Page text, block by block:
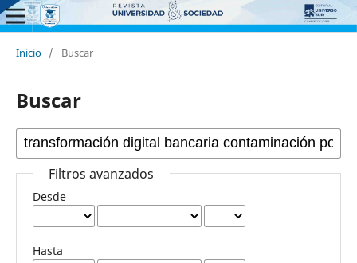
Inicio / Buscar
Buscar
Filtros avanzados
Desde
Hasta